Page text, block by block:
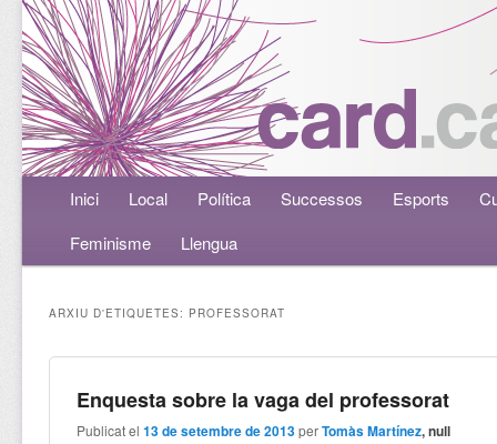
Menú principalAneu al contingut principal
Aneu al contingut secundari
Inici Local Política Successos Esports
Feminisme
Llengua
ARXIU D'ETIQUETES: PROFESSORAT
Enquesta sobre la vaga del professorat
Publicat el13 de setembre de 2013 perTomàs Martínez, null